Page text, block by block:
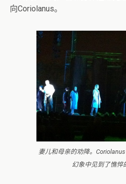
向Coriolanus。
妻儿和母亲的劝降。
幻象中见到了憔悴